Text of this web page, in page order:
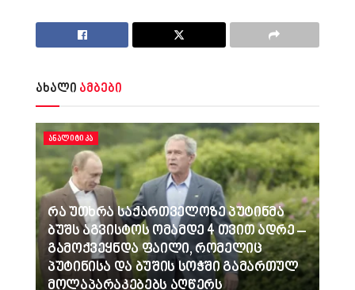
ახალი ამბები
ᲐᲜᲐᲚᲘᲢᲘᲙᲐ
რა უთხრა საქართველოზე პუტინმა
ბუშს აგვისტოს ომამდე 4 თვით ადრე –
გამოქვეყნდა ფაილი, რომელიც
პუტინისა და ბუშის სოჭში გამართულ
მოლაპარაკებებს აღწერს